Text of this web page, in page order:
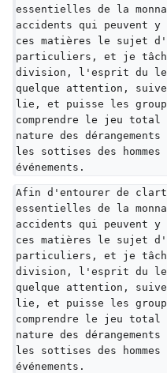
essentielles de la
accidents qui peuvent
ces matières le sujet
particuliers, et je
division, l'esprit du
quelque attention,
lie, et puisse les
comprendre le jeu total
nature des
les sottises des
événements.
Afin d'entourer de
essentielles de la
accidents qui peuvent
ces matières le sujet
particuliers, et je
division, l'esprit du
quelque attention,
lie, et puisse les
comprendre le jeu total
nature des
les sottises des
événements.